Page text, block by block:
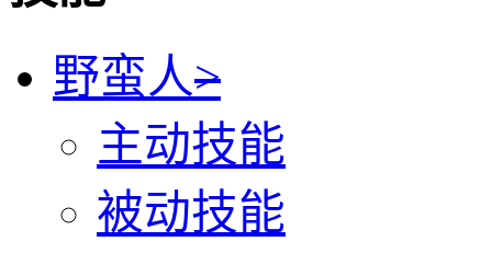
野蛮人>
主动技能
被动技能